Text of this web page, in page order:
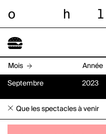
o h l
Mois Année
Septembre 2023
Que les spectacles à venir